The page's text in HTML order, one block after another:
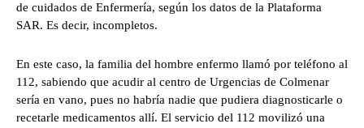
de cuidados de Enfermería, según los datos de la Plataforma
SAR. Es decir, incompletos.
En este caso, la familia del hombre enfermo llamó por teléfono al
112, sabiendo que acudir al centro de Urgencias de Colmenar
sería en vano, pues no habría nadie que pudiera diagnosticarle o
recetarle medicamentos allí. El servicio del 112 movilizó una